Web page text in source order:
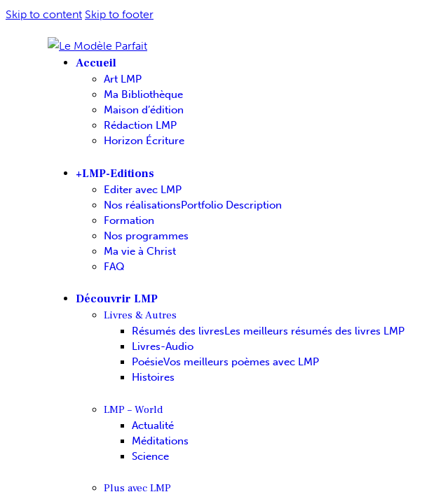
Skip to content Skip to footer
Accueil
Art LMP
Ma Bibliothèque
Maison d’édition
Rédaction LMP
Horizon Écriture
+LMP-Editions
Editer avec LMP
Nos réalisationsPortfolio Description
Formation
Nos programmes
Ma vie à Christ
FAQ
Découvrir LMP
Livres & Autres
Résumés des livresLes meilleurs résumés des livres LMP
Livres-Audio
PoésieVos meilleurs poèmes avec LMP
Histoires
LMP – World
Actualité
Méditations
Science
Plus avec LMP